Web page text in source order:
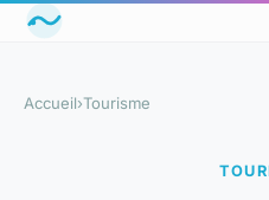
Accueil›Tourisme